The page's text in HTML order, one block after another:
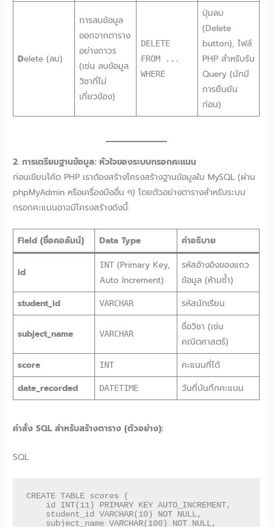
Delete (ลบ)
การลบข้อมูล
ออกจากตาราง
อย่างถาวร
(เช่น ลบข้อมูล
วิชาที่ไม่
เกี่ยวข้อง)
DELETE
FROM ...
WHERE
ปุ่มลบ
(Delete
button), ไฟล์
PHP สำหรับรัน
Query (มักมี
การยืนยัน
ก่อน)
2. การเตรียมฐานข้อมูล: หัวใจของระบบกรอกคะแนน
ก่อนเขียนโค้ด PHP เราต้องสร้างโครงสร้างฐานข้อมูลใน MySQL (ผ่าน
phpMyAdmin หรือเครื่องมืออื่น ๆ) โดยตัวอย่างตารางสำหรับระบบ
กรอกคะแนนอาจมีโครงสร้างดังนี้:
Field (ชื่อคอลัมน์) Data Type คำอธิบาย
id
INT(Primary Key,
Auto Increment)
รหัสอ้างอิงของแถว
ข้อมูล (ห้ามซ้ำ)
student_id
VARCHAR รหัสนักเรียน
subject_name VARCHAR
ชื่อวิชา (เช่น
คณิตศาสตร์)
score
INT
คะแนนที่ได้
date_recorded
DATETIME วันที่บันทึกคะแนน
คำสั่ง SQL สำหรับสร้างตาราง (ตัวอย่าง):
SQL
CREATE TABLE scores (